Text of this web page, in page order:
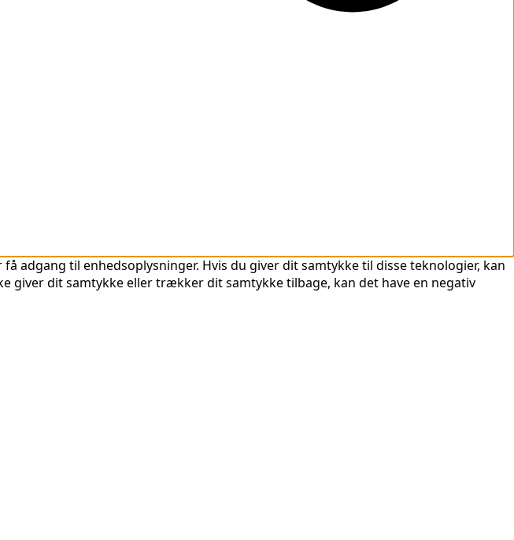
adgang til enhedsoplysninger. Hvis du giver dit samtykke til disse teknologier, kan
giver dit samtykke eller trækker dit samtykke tilbage, kan det have en negativ